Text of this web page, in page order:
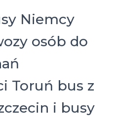
Niemcy
osób do
Toruń bus z
i busy